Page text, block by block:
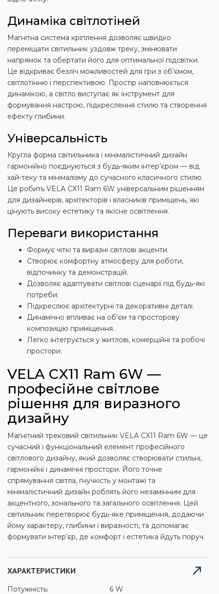
Динаміка світлотіней
Магнітна система кріплення дозволяє швидко
переміщати світильник уздовж треку, змінювати
напрямок та обертати його для оптимальної підсвітки.
Це відкриває безліч можливостей для гри з об’ємом,
світлотінню і перспективою. Простір наповнюється
динамікою, а світло виступає як інструмент для
формування настрою, підкреслення стилю та створення
ефекту глибини.
Універсальність
Кругла форма світильника і мінімалістичний дизайн
гармонійно поєднуються з будь-яким інтер’єром — від
хай-теку та мінімалізму до сучасного класичного стилю.
Це робить VELA CX11 Ram 6W універсальним рішенням
для дизайнерів, архітекторів і власників приміщень, які
цінують високу естетику та якісне освітлення.
Переваги використання
Формує чіткі та виразні світлові акценти.
Створює комфортну атмосферу для роботи,
відпочинку та демонстрацій.
Дозволяє адаптувати світлові сценарії під будь-які
потреби.
Підкреслює архітектурні та декоративні деталі.
Динамічно впливає на об’єм та просторову
композицію приміщення.
Легко інтегрується у житлові, комерційні та робочі
простори.
VELA CX11 Ram 6W —
професійне світлове
рішення для виразного
дизайну
Магнітний трековий світильник VELA CX11 Ram 6W — це
сучасний і функціональний елемент професійного
світлового дизайну, який дозволяє створювати стильні,
гармонійні і динамічні простори. Його точне
спрямування світла, гнучкість у монтажі та
мінімалістичний дизайн роблять його незамінним для
акцентного, зонального та загального освітлення. Цей
світильник перетворює будь-яке приміщення, додаючи
йому характеру, глибини і виразності, та допомагає
формувати інтер’єр, де комфорт і естетика йдуть поруч.
ХАРАКТЕРИСТИКИ
Потужність:
6 W